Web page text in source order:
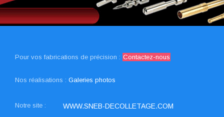
Pour vos fabrications de précision : Contactez-nous
Nos réalisations : Galeries photos
Notre site : WWW.SNEB-DECOLLETAGE.COM